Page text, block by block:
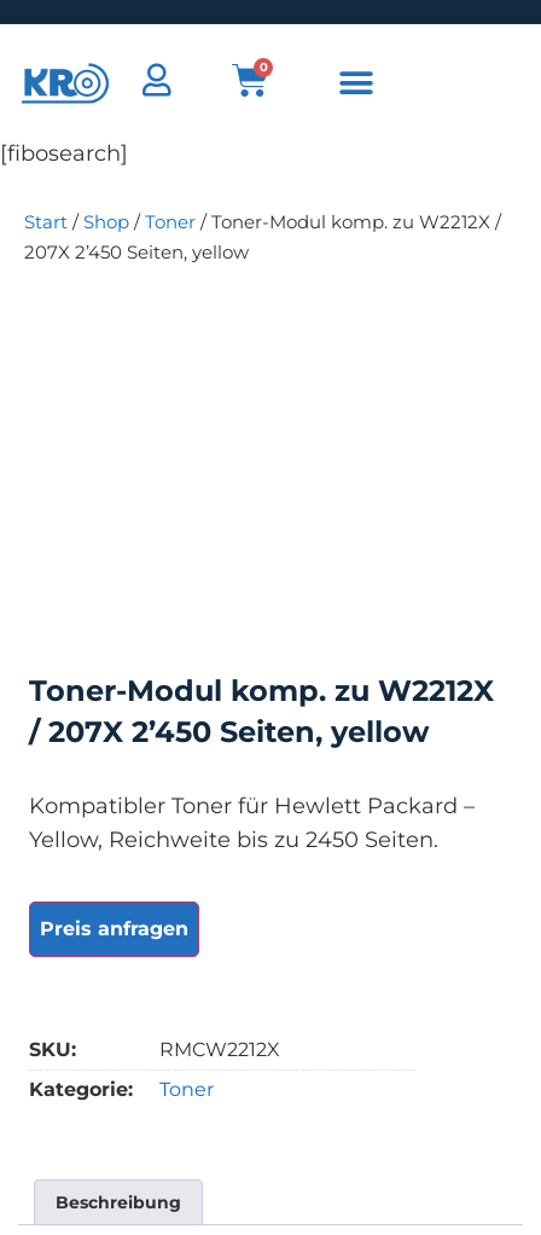
0
[fibosearch]
Start /Shop /Toner / Toner-Modul komp. zu W2212X /
207X 2’450 Seiten, yellow
Toner-Modul komp. zu W2212X
/ 207X 2’450 Seiten, yellow
Kompatibler Toner für Hewlett Packard –
Yellow, Reichweite bis zu 2450 Seiten.
Preis anfragen
SKU:
RMCW2212X
Kategorie:
Toner
Beschreibung